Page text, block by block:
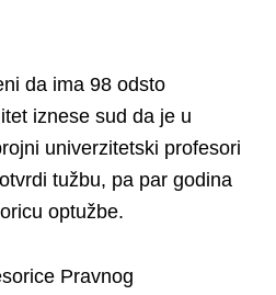
da ima 98 odsto
iznese sud da je u
univerzitetski profesori
tužbu, pa par godina
optužbe.
Pravnog